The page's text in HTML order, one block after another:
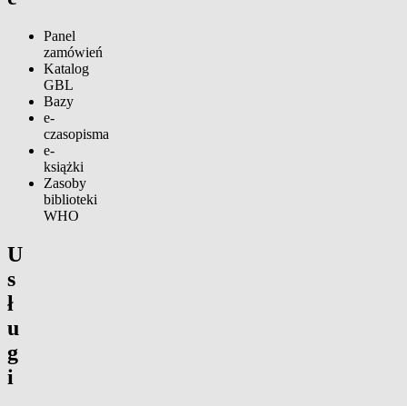
Panel
zamówień
Katalog
GBL
Bazy
e-
czasopisma
e-
książki
Zasoby
biblioteki
WHO
U
s
ł
u
g
i